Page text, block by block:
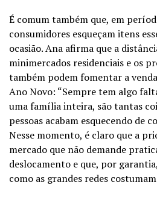
É comum também que, em
consumidores esqueçam itens
ocasião. Ana afirma que a
minimercados residenciais e os
também podem fomentar a
Ano Novo: “Sempre tem algo
uma família inteira, são tantas
pessoas acabam esquecendo de
Nesse momento, é claro que a
mercado que não demande
deslocamento e que, por
como as grandes redes